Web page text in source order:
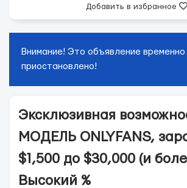
Добавить в избранное
Внимание! Это объявление временно
приостановлено!
Эксклюзивная
МОДЕЛЬ ONLYFANS,
$1,500 до $30,000 (и
Высокий %